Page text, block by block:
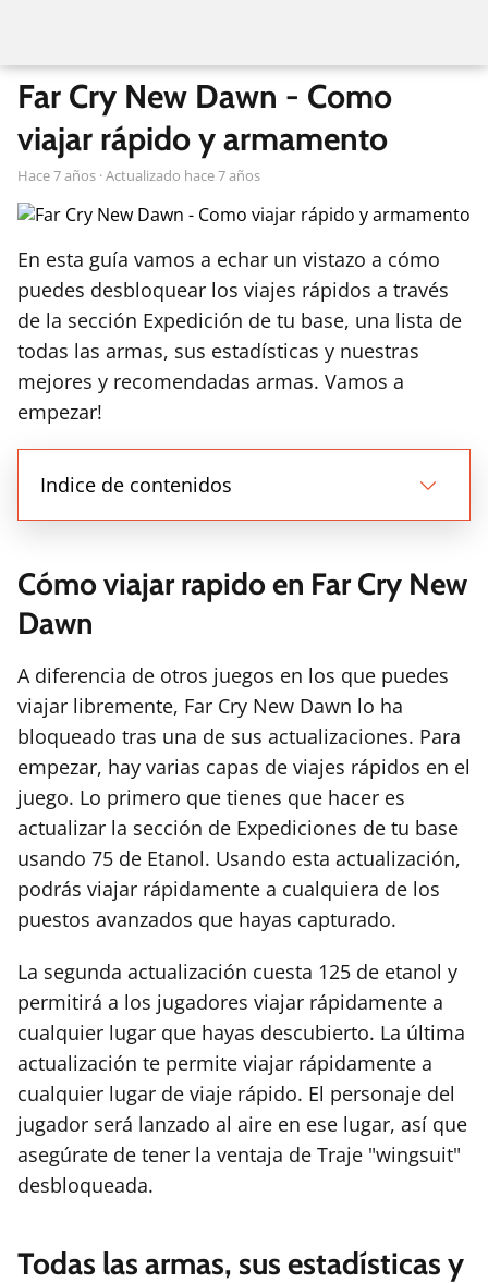
Far Cry New Dawn - Como
viajar rápido y armamento
hace 7 años · Actualizado hace 7 años
En esta guía vamos a echar un vistazo a cómo
puedes desbloquear los viajes rápidos a través
de la sección Expedición de tu base, una lista de
todas las armas, sus estadísticas y nuestras
mejores y recomendadas armas. Vamos a
empezar!
Indice de contenidos
Cómo viajar rapido en Far Cry New
Dawn
A diferencia de otros juegos en los que puedes
viajar libremente, Far Cry New Dawn lo ha
bloqueado tras una de sus actualizaciones. Para
empezar, hay varias capas de viajes rápidos en el
juego. Lo primero que tienes que hacer es
actualizar la sección de Expediciones de tu base
usando 75 de Etanol. Usando esta actualización,
podrás viajar rápidamente a cualquiera de los
puestos avanzados que hayas capturado.
La segunda actualización cuesta 125 de etanol y
permitirá a los jugadores viajar rápidamente a
cualquier lugar que hayas descubierto. La última
actualización te permite viajar rápidamente a
cualquier lugar de viaje rápido. El personaje del
jugador será lanzado al aire en ese lugar, así que
asegúrate de tener la ventaja de Traje "wingsuit"
desbloqueada.
Todas las armas, sus estadísticas y